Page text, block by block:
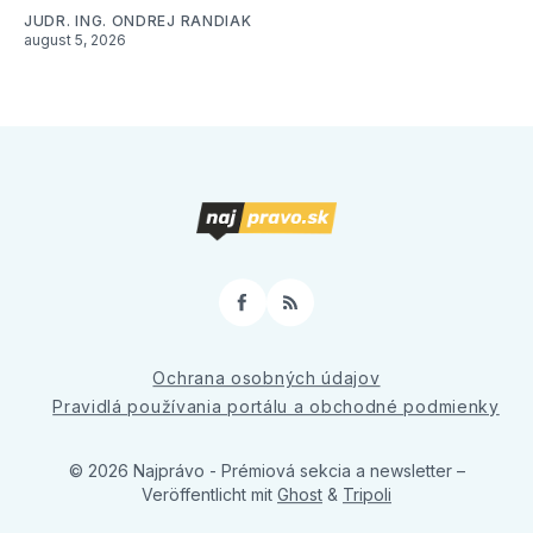
JUDR. ING. ONDREJ RANDIAK
august 5, 2026
Facebook
RSS
Ochrana osobných údajov
Pravidlá používania portálu a obchodné podmienky
© 2026 Najprávo - Prémiová sekcia a newsletter –
Veröffentlicht mit Ghost & Tripoli